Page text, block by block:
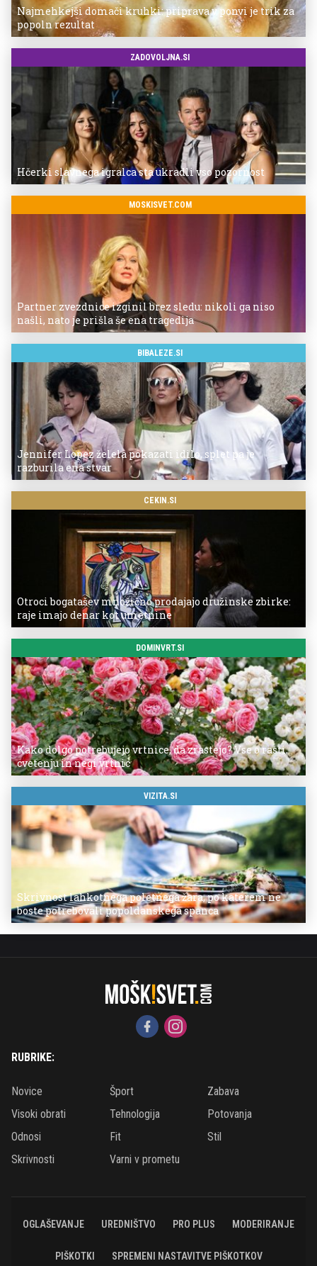
Najmehkejši domači kruhki: priprava v ponvi je trik za
popoln rezultat
ZADOVOLJNA.SI
Hčerki slavnega igralca sta ukradli vso pozornost
MOSKISVET.COM
Partner zvezdnice izginil brez sledu: nikoli ga niso
našli, nato je prišla še ena tragedija
BIBALEZE.SI
Jennifer Lopez želela pokazati idilo, splet pa je
razburila ena stvar
CEKIN.SI
Otroci bogatašev množično prodajajo družinske zbirke:
raje imajo denar kot umetnine
DOMINVRT.SI
Kako dolgo potrebujejo vrtnice, da zrastejo? Vse o rasti,
cvetenju in negi vrtnic
VIZITA.SI
Skrivnost lahkotnega poletnega žara, po katerem ne
boste potrebovali popoldanskega spanca
RUBRIKE:
Novice Šport
Zabava
Visoki obrati
Tehnologija
Potovanja
Odnosi
Fit
Stil
Skrivnosti
Varni v prometu
OGLAŠEVANJE UREDNIŠTVO PRO PLUS MODERIRANJE
PIŠKOTKI SPREMENI NASTAVITVE PIŠKOTKOV